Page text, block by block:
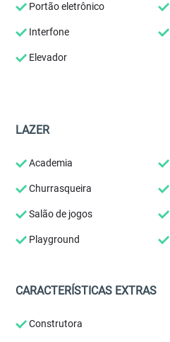
Portão eletrônico
Interfone
Elevador
LAZER
Academia
Churrasqueira
Salão de jogos
Playground
CARACTERÍSTICAS EXTRAS
Construtora